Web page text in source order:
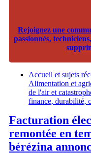
Rejoignez une
passionnés,
Accueil et sujets
Alimentation et
de l'air et
finance, durabilité,
Facturation
remontée en
bérézina